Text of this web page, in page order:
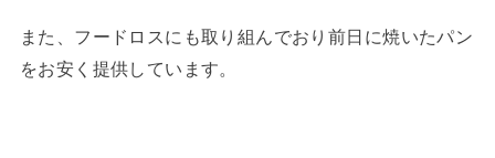
また、フードロスにも取り組んでおり前日に焼いたパン
をお安く提供しています。